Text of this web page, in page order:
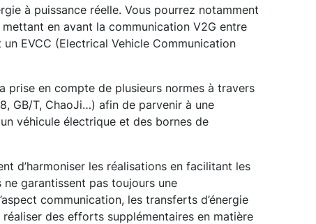
à puissance réelle. Vous pourrez notamment
en avant la communication V2G entre
EVCC (Electrical Vehicle Communication
prise en compte de plusieurs normes à travers
GB/T, ChaoJi…) afin de parvenir à une
véhicule électrique et des bornes de
d’harmoniser les réalisations en facilitant les
garantissent pas toujours une
communication, les transferts d’énergie
des efforts supplémentaires en matière